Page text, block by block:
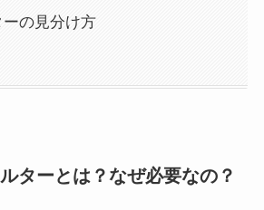
の見分け方
ターとは？なぜ必要なの？